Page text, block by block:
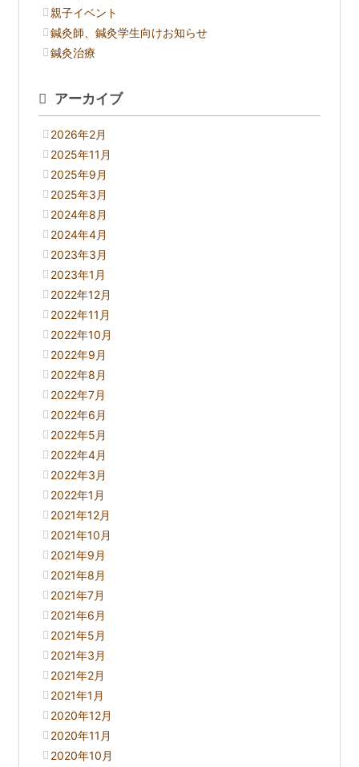
親子イベント
鍼灸師、鍼灸学生向けお知らせ
鍼灸治療
アーカイブ
2026年2月
2025年11月
2025年9月
2025年3月
2024年8月
2024年4月
2023年3月
2023年1月
2022年12月
2022年11月
2022年10月
2022年9月
2022年8月
2022年7月
2022年6月
2022年5月
2022年4月
2022年3月
2022年1月
2021年12月
2021年10月
2021年9月
2021年8月
2021年7月
2021年6月
2021年5月
2021年3月
2021年2月
2021年1月
2020年12月
2020年11月
2020年10月